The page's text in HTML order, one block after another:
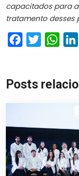
capacitados para
tratamento desses
FacebookTwitter
Posts